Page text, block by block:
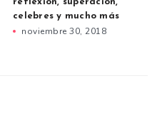
celebres y mucho más
noviembre 30, 2018